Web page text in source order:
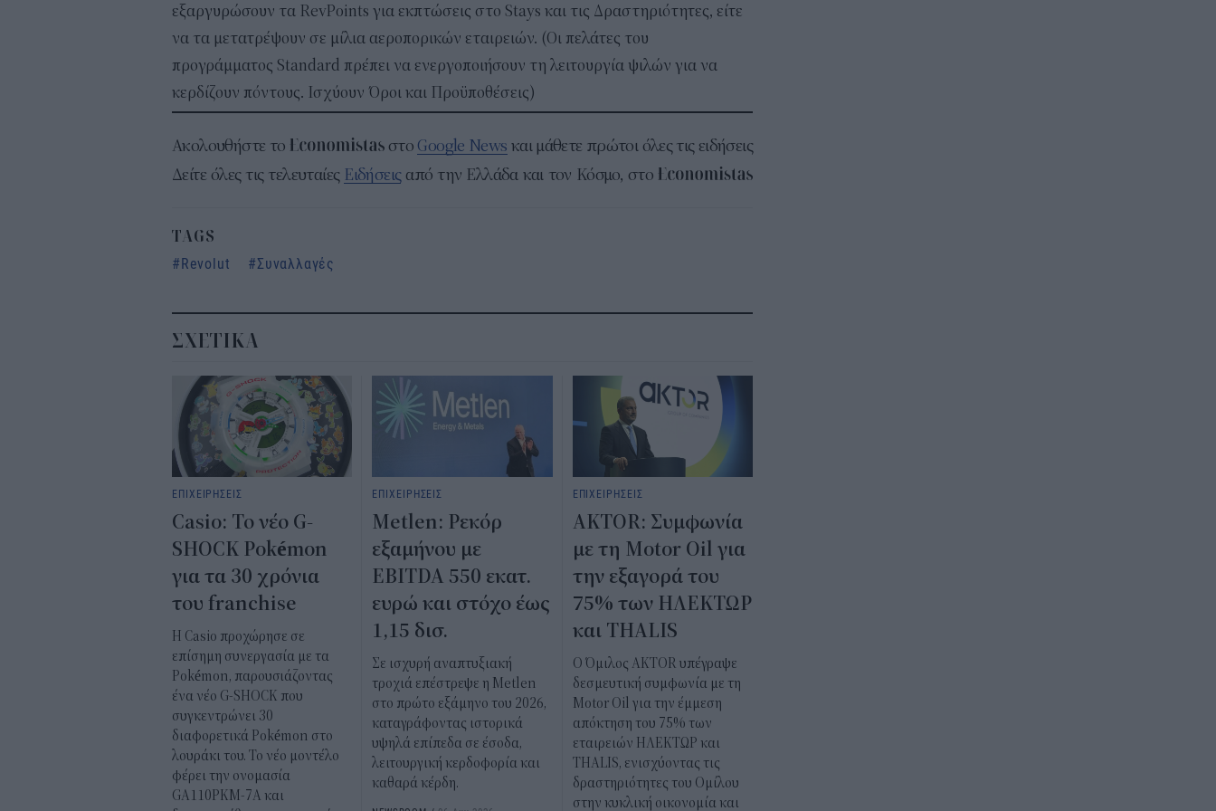
εξαργυρώσουν τα RevPoints για εκπτώσεις στο Stays και τις Δραστηριότητες, είτε
να τα μετατρέψουν σε μίλια αεροπορικών εταιρειών. (Οι πελάτες του
προγράμματος Standard πρέπει να ενεργοποιήσουν τη λειτουργία ψιλών για να
κερδίζουν πόντους. Ισχύουν Όροι και Προϋποθέσεις)
Ακολουθήστε το στο Google News και μάθετε πρώτοι όλες τις ειδήσεις
Δείτε όλες τις τελευταίες Ειδήσειςαπό την Ελλάδα και τον Κόσμο, στο
TAGS
Revolut
Συναλλαγές
ΣΧΕΤΙΚΑ
ΕΠΙΧΕΙΡΗΣΕΙΣ
Casio: Το νέο G-
SHOCK Pokémon
για τα 30 χρόνια
του franchise
Η Casio προχώρησε σε
επίσημη συνεργασία με τα
Pokémon, παρουσιάζοντας
ένα νέο G-SHOCK που
συγκεντρώνει 30
διαφορετικά Pokémon στο
λουράκι του. Το νέο μοντέλο
φέρει την ονομασία
GA110PKM-7A και
ΕΠΙΧΕΙΡΗΣΕΙΣ
Metlen: Ρεκόρ
εξαμήνου με
EBITDA 550 εκατ.
ευρώ και στόχο έως
1,15 δισ.
Σε ισχυρή αναπτυξιακή
τροχιά επέστρεψε η Metlen
στο πρώτο εξάμηνο του 2026,
καταγράφοντας ιστορικά
υψηλά επίπεδα σε έσοδα,
λειτουργική κερδοφορία και
καθαρά κέρδη.
ΕΠΙΧΕΙΡΗΣΕΙΣ
AKTOR: Συμφωνία
με τη Motor Oil για
την εξαγορά του
75% των ΗΛΕΚΤΩΡ
και THALIS
Ο Όμιλος AKTOR υπέγραψε
δεσμευτική συμφωνία με τη
Motor Oil για την έμμεση
απόκτηση του 75% των
εταιρειών ΗΛΕΚΤΩΡ και
THALIS, ενισχύοντας τις
δραστηριότητες του Ομίλου
στην κυκλική οικονομία και